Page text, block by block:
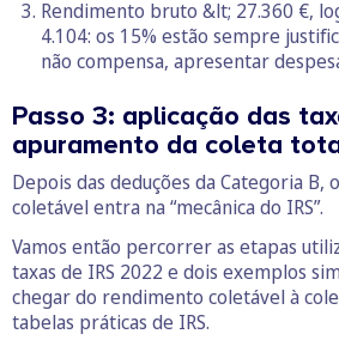
Rendimento bruto &lt; 27.360 €,
4.104: os 15% estão sempre
não compensa, apresentar
Passo 3: aplicação das
apuramento da coleta
Depois das deduções da Categoria B,
coletável entra na “mecânica do IRS”.
Vamos então percorrer as etapas
taxas de IRS 2022 e dois exemplos
chegar do rendimento coletável à
tabelas práticas de IRS.